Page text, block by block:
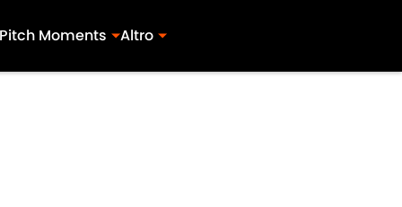
Pitch Moments Altro